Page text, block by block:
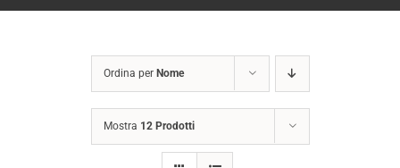
Ordina per Nome
Mostra 12 Prodotti